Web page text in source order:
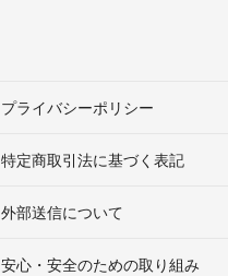
プライバシーポリシー
特定商取引法に基づく表記
外部送信について
安心・安全のための取り組み